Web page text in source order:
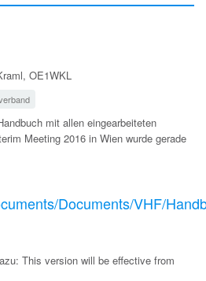
OE1WKL
mit allen eingearbeiteten
Meeting 2016 in Wien wurde gerade
Documents/VHF/
This version will be effective from